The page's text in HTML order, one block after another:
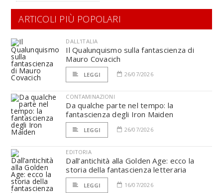
ARTICOLI PIÙ POPOLARI
DALL'ITALIA
Il Qualunquismo sulla fantascienza di
Mauro Covacich
LEGGI 26/07/2026
CONTAMINAZIONI
Da qualche parte nel tempo: la
fantascienza degli Iron Maiden
LEGGI 26/07/2026
EDITORIA
Dall’antichità alla Golden Age: ecco la
storia della fantascienza letteraria
LEGGI 16/07/2026